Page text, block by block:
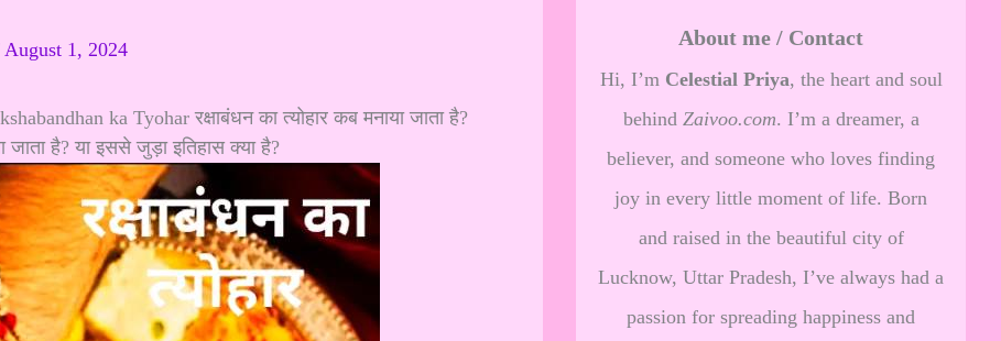
August 1, 2024
ka Tyohar रक्षाबंधन का त्योहारकब मनाया जाताहै?
जाता है? या इससे जुड़ा इतिहास क्या है?
About me / Contact
Hi, I’m Celestial Priya, the heart and soul
behind Zaivoo.com. I’m a dreamer, a
believer, and someone who loves finding
joy in every little moment of life. Born
and raised in the beautiful city of
Lucknow, Uttar Pradesh, I’ve always had a
passion for spreading happiness and